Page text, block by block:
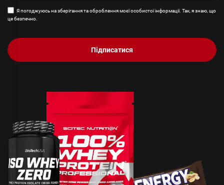
Я погоджуюсь на зберігання та оброблення моєї особистої інформації. Так, я знаю, що
це безпечно.
Підписатися